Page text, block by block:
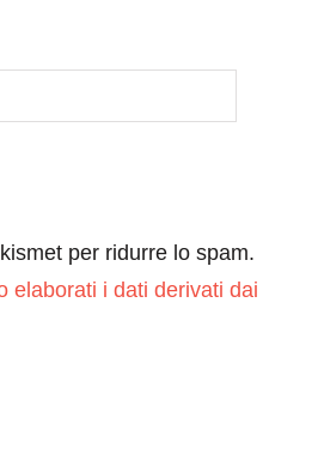
per ridurre lo spam.
elaborati i dati derivati dai